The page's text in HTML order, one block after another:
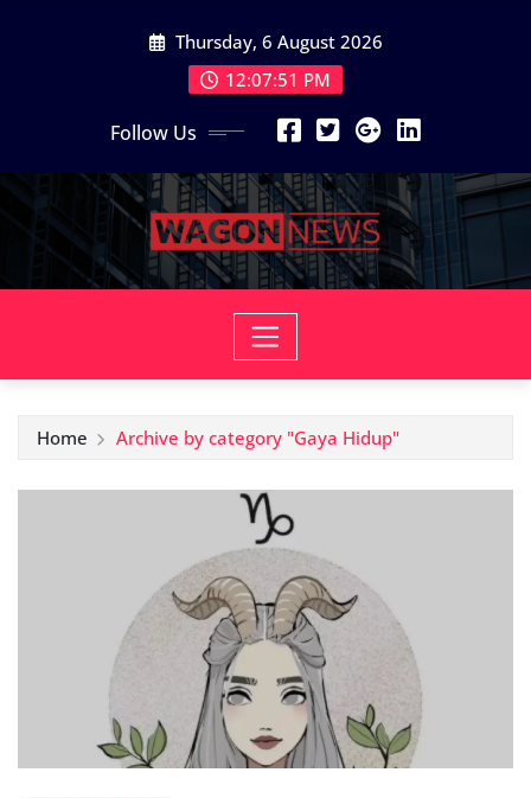
Thursday, 6 August 2026
12:07:51 PM
Follow Us
Home Archive by category "Gaya Hidup"